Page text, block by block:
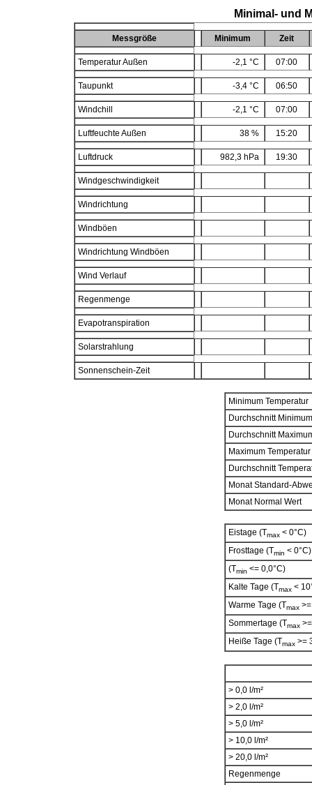
Minimal- und
Messgröße Minimum Zeit
Temperatur Außen -2,1 °C 07:00
Taupunkt -3,4 °C 06:50
Windchill -2,1 °C 07:00
Luftfeuchte Außen 38 % 15:20
Luftdruck 982,3 hPa 19:30
Windgeschwindigkeit
Windrichtung
Windböen
Windrichtung Windböen
Wind Verlauf
Regenmenge
Evapotranspiration
Solarstrahlung
Sonnenschein-Zeit
Minimum Temperatur
Durchschnitt
Durchschnitt
Maximum Temperatur
Durchschnitt
Monat Standard-
Monat Normal Wert
Eistage (Tmax< 0°C)
Frosttage (Tmin < 0°C)
(Tmin <= 0,0°C)
Kalte Tage (Tmax<
Warme Tage (Tmax>=
Sommertage (Tmax>=
Heiße Tage (Tmax>=
> 0,0 l/m²
> 2,0 l/m²
> 5,0 l/m²
> 10,0 l/m²
> 20,0 l/m²
Regenmenge